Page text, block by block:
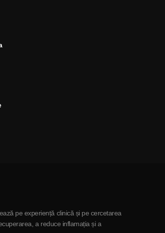
pe experiență clinică și pe cercetarea
a reduce inflamația și a